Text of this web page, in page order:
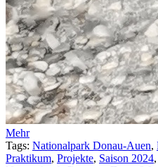
Mehr
Tags: Nationalpark Donau-Auen,
Praktikum, Projekte, Saison 2024,